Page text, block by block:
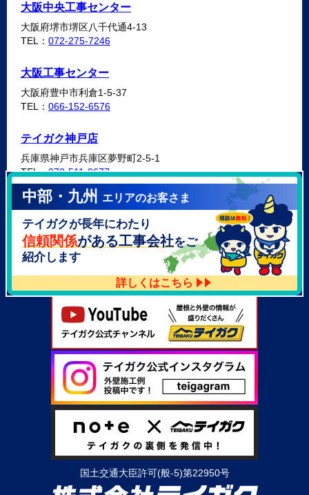
大阪中央工事センター
大阪府堺市堺区八千代通4-13
TEL： 072-275-7246
大阪工事センター
大阪府豊中市利倉1-5-37
TEL： 066-152-6576
テイガク神戸店
兵庫県神戸市兵庫区夢野町2-5-1
TEL：078-511-9677
テイガク泉北・泉南店
大阪府泉北郡忠岡町高月南3-14
TEL：072-521-2637
中部・九州 エリアのお客さま
テイガクが長年にわたり
信頼関係がある工事会社をご
紹介します
詳しくはこちら
国土交通大臣許可(般-5)第22950号